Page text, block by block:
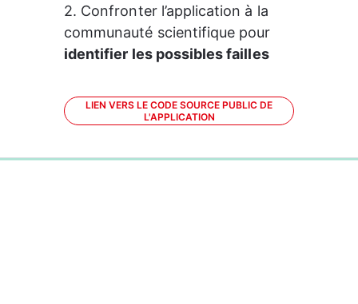
2. Confronter l’application à la
communauté scientifique pour
identifier les possibles failles
LIEN VERS LE CODE SOURCE PUBLIC DE
L'APPLICATION
0%